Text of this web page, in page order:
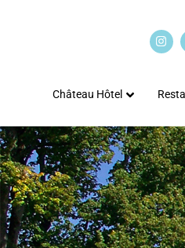
Château Hôtel